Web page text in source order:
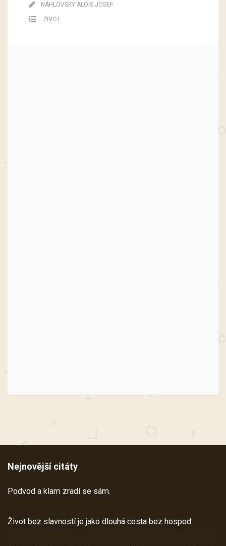
NÁHLOVSKÝ ALOIS JOSEF
ŽIVOT
Nejnovější citáty
Podvod a klam zradí se sám.
Život bez slavností je jako dlouhá cesta bez hospod.